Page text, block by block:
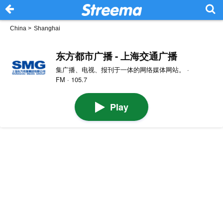
China > Shanghai
东方都市广播 - 上海交通广播
集广播、电视、报刊于一体的网络媒体网站。 ·
FM · 105.7
Play